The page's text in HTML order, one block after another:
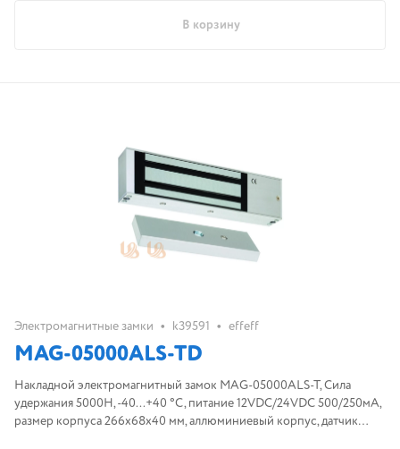
В корзину
Электромагнитные замки • k39591 • effeff
MAG-05000ALS-TD
Накладной электромагнитный замок MAG-05000ALS-T, Сила
удержания 5000Н, -40...+40 °C, питание 12VDC/24VDC 500/250мА,
размер корпуса 266х68х40 мм, аллюминиевый корпус, датчик